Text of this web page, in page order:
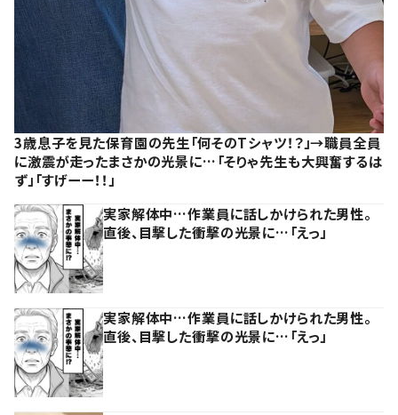
3歳息子を見た保育園の先生「何そのTシャツ！？」→職員全員
に激震が走ったまさかの光景に…「そりゃ先生も大興奮するは
ず」「すげーー！！」
実家解体中…作業員に話しかけられた男性。
直後、目撃した衝撃の光景に…「えっ」
実家解体中…作業員に話しかけられた男性。
直後、目撃した衝撃の光景に…「えっ」